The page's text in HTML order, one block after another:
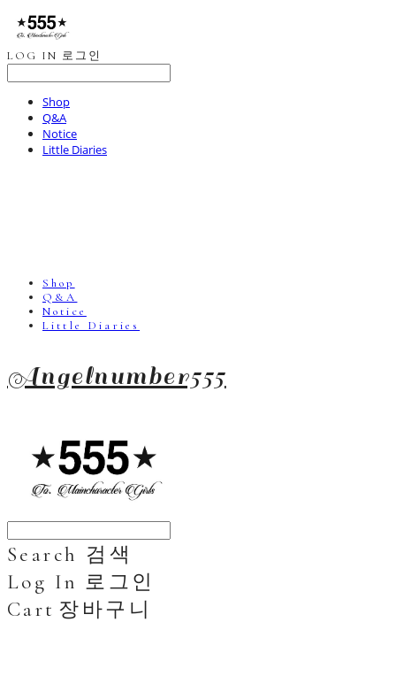
LOG IN 로그인
Shop
Q&A
Notice
Little Diaries
Shop
Q&A
Notice
Little Diaries
Angelnumber555
Search 검색
Log In 로그인
Cart 장바구니